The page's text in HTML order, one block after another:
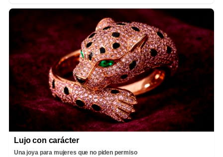
Lujo con carácter
Una joya para mujeres que no piden permiso